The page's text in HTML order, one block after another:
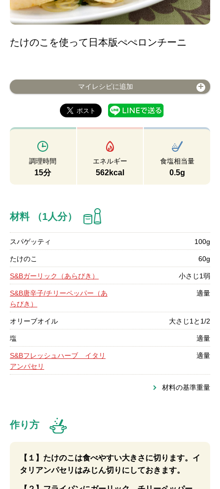
たけのこを使って日本版ぺぺロンチーニ
マイレシピに追加
調理時間
15分
エネルギー
562kcal
食塩相当量
0.5g
材料 （1人分）
スパゲッティ 100g
たけのこ 60g
S&Bガーリック（あらびき） 小さじ1弱
S&B唐辛子/チリーペッパー（あ
らびき）
適量
オリーブオイル 大さじ1と1/2
塩 適量
S&Bフレッシュハーブ イタリ
アンパセリ
適量
材料の基準重量
作り方
【１】たけのこは食べやすい大きさに切ります。イ
タリアンパセリはみじん切りにしておきます。